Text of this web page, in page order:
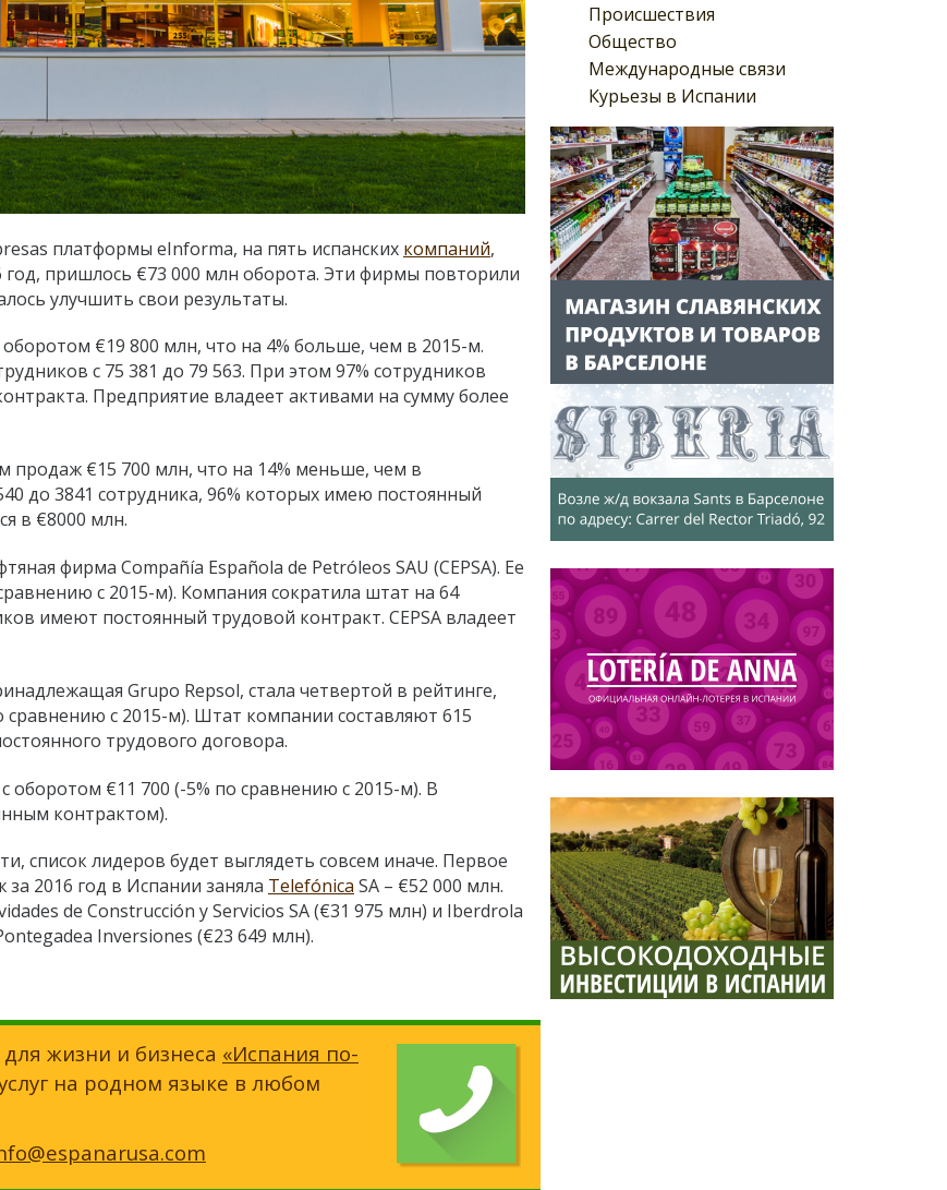
Происшествия
Общество
Международные связи
Курьезы в Испании
платформы eInforma, на пять испанских компаний,
пришлось €73 000 млн оборота. Эти фирмы повторили
улучшить свои результаты.
оборотом €19 800 млн, что на 4% больше, чем в 2015-м.
с 75 381 до 79 563. При этом 97% сотрудников
Предприятие владеет активами на сумму более
продаж €15 700 млн, что на 14% меньше, чем в
до 3841 сотрудника, 96% которых имею постоянный
в €8000 млн.
фирма Compañía Española de Petróleos SAU (CEPSA). Ее
с 2015-м). Компания сократила штат на 64
имеют постоянный трудовой контракт. CEPSA владеет
Grupo Repsol, стала четвертой в рейтинге,
с 2015-м). Штат компании составляют 615
трудового договора.
оборотом €11 700 (-5% по сравнению с 2015-м). В
контрактом).
список лидеров будет выглядеть совсем иначе. Первое
2016 год в Испании заняла Telefónica SA – €52 000 млн.
de Construcción y Servicios SA (€31 975 млн) и Iberdrola
Inversiones (€23 649 млн).
жизни и бизнеса «Испания по-
на родном языке в любом